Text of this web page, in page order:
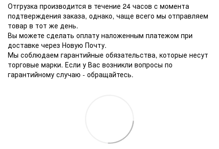
Отгрузка производится в течение 24 часов с момента
подтверждения заказа, однако, чаще всего мы отправляем
товар в тот же день.
Вы можете сделать оплату наложенным платежом при
доставке через Новую Почту.
Мы соблюдаем гарантийные обязательства, которые несут
торговые марки. Если у Вас возникли вопросы по
гарантийному случаю - обращайтесь.